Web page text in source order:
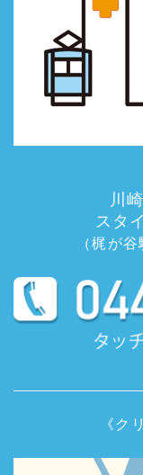
川
スタ
（梶が
《ク